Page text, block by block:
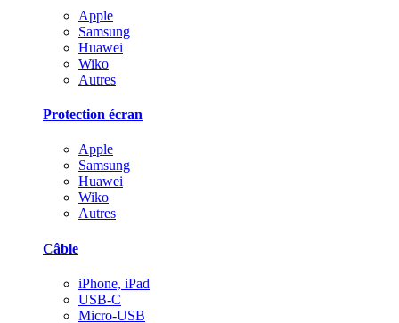
Apple
Samsung
Huawei
Wiko
Autres
Protection écran
Apple
Samsung
Huawei
Wiko
Autres
Câble
iPhone, iPad
USB-C
Micro-USB